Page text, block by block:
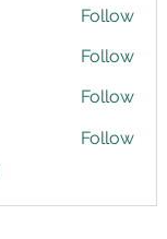
Follow
Follow
Follow
Follow